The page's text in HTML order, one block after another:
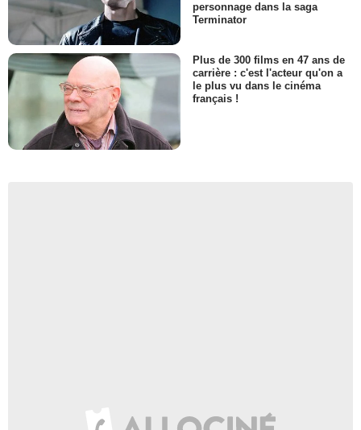
personnage dans la saga
Terminator
Plus de 300 films en 47 ans de
carrière : c'est l'acteur qu'on a
le plus vu dans le cinéma
français !